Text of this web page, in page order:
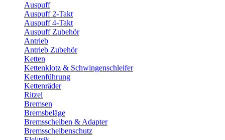
Auspuff
Auspuff 2-Takt
Auspuff 4-Takt
Auspuff Zubehör
Antrieb
Antrieb Zubehör
Ketten
Kettenklotz & Schwingenschleifer
Kettenführung
Kettenräder
Ritzel
Bremsen
Bremsbeläge
Bremsscheiben & Adapter
Bremsscheibenschutz